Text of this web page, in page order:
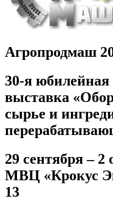
Агропродмаш
30-я
выставка
сырье и
29 сентября –
МВЦ «Крокус
13